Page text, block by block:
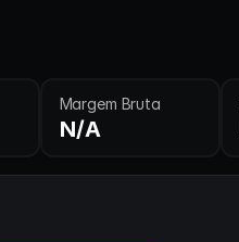
Margem Bruta
N/A